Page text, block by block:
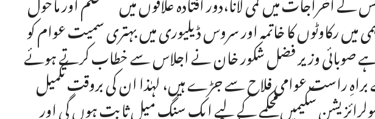
میں رکاوٹوں کا خاتمہ اور سروس ڈیلیوری میں بہتری سمیت عوام کو
ہے صوبائی وزیر فضل شکور خان نے اجلاس سے خطاب کرتے ہوئے
براہِ راست عوامی فلاح سے جڑے ہیں، لہٰذا ان کی بروقت تکمیل
سکیمیں محکمے کے لیے ایک سنگ میل ثابت ہوں گی اور